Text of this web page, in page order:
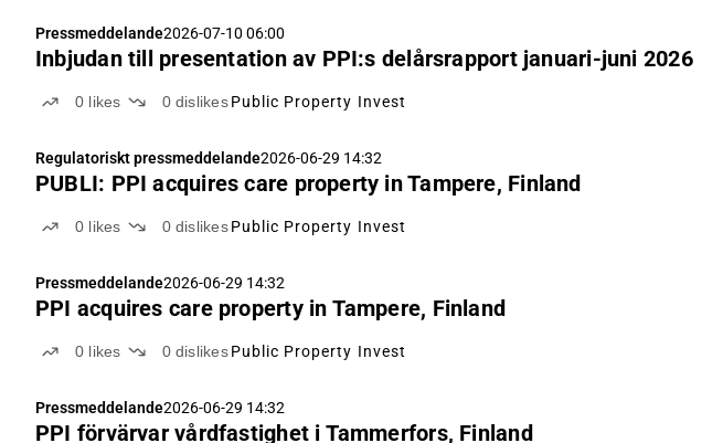
Pressmeddelande2026-07-10 06:00
Inbjudan till presentation av PPI:s delårsrapport januari-juni 2026
0 likes 0 dislikes Public Property Invest
Regulatoriskt pressmeddelande2026-06-29 14:32
PUBLI: PPI acquires care property in Tampere, Finland
0 likes 0 dislikes Public Property Invest
Pressmeddelande2026-06-29 14:32
PPI acquires care property in Tampere, Finland
0 likes 0 dislikes Public Property Invest
Pressmeddelande2026-06-29 14:32
PPI förvärvar vårdfastighet i Tammerfors, Finland